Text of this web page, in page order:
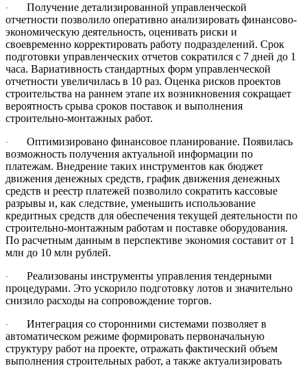
· Получение детализированной управленческой
отчетности позволило оперативно анализировать финансово-
экономическую деятельность, оценивать риски и
своевременно корректировать работу подразделений. Срок
подготовки управленческих отчетов сократился с 7 дней до 1
часа. Вариативность стандартных форм управленческой
отчетности увеличилась в 10 раз. Оценка рисков проектов
строительства на раннем этапе их возникновения сокращает
вероятность срыва сроков поставок и выполнения
строительно-монтажных работ.
· Оптимизировано финансовое планирование. Появилась
возможность получения актуальной информации по
платежам. Внедрение таких инструментов как бюджет
движения денежных средств, график движения денежных
средств и реестр платежей позволило сократить кассовые
разрывы и, как следствие, уменьшить использование
кредитных средств для обеспечения текущей деятельности по
строительно-монтажным работам и поставке оборудования.
По расчетным данным в перспективе экономия составит от 1
млн до 10 млн рублей.
· Реализованы инструменты управления тендерными
процедурами. Это ускорило подготовку лотов и значительно
снизило расходы на сопровождение торгов.
· Интеграция со сторонними системами позволяет в
автоматическом режиме формировать первоначальную
структуру работ на проекте, отражать фактический объем
выполнения строительных работ, а также актуализировать